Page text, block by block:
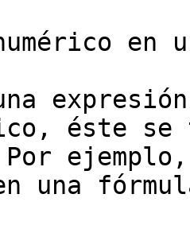
en
una
éste
una